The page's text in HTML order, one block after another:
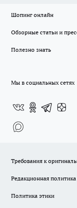
Шопинг онлайн
Обзорные статьи и
Полезно знать
Мы в социальных сетях
Требования к
Редакционная политика
Политика этики